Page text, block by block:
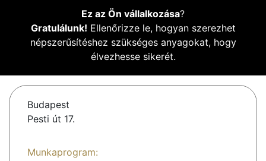
Ez az Ön vállalkozása?
Gratulálunk! Ellenőrizze le, hogyan szerezhet
népszerűsítéshez szükséges anyagokat, hogy
élvezhesse sikerét.
Budapest
Pesti út 17.
Munkaprogram: